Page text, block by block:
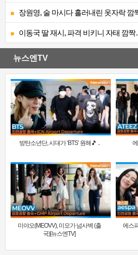
장원영, 술 마시다 흘러내린 옷자락
이동국 딸 재시, 파격 비키니 자태 깜
뉴스엔TV
방탄소년단, 시대가 ‘BTS’ 원해🎵 ..
미야오(MEOVV), 미모가 넘사벽 (출
국)[뉴스엔TV]
에스